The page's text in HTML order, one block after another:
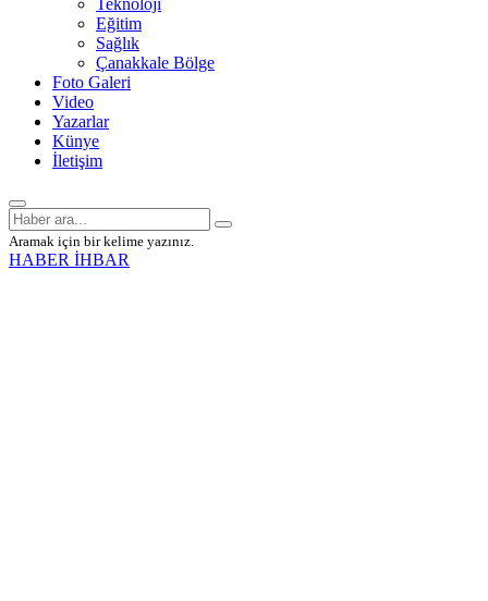
Teknoloji
Eğitim
Sağlık
Çanakkale Bölge
Foto Galeri
Video
Yazarlar
Künye
İletişim
Aramak için bir kelime yazınız.
HABER İHBAR